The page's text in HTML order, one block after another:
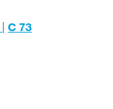
C 73